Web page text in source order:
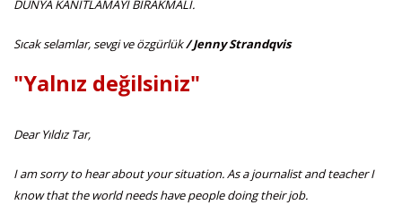
DÜNYA KANITLAMAYI BIRAKMALI.
Sıcak selamlar, sevgi ve özgürlük/ Jenny Strandqvis
"Yalnız değilsiniz"
Dear Yıldız Tar,
I am sorry to hear about your situation. As a journalist and teacher I
know that the world needs have people doing their job.